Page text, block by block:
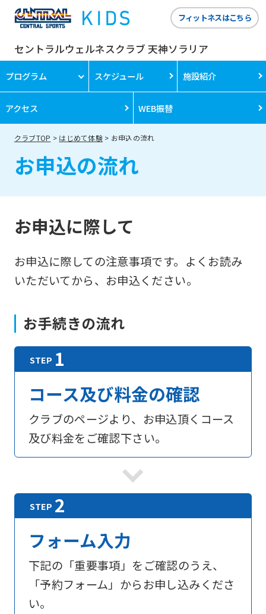
セントラルウェルネスクラブ 天神ソラリア
フィットネスはこちら
プログラム スケジュール 施設紹介
アクセス WEB振替
クラブTOP はじめて体験 お申込の流れ
お申込の流れ
お申込に際して
お申込に際しての注意事項です。よくお読み
いただいてから、お申込ください。
お手続きの流れ
コース及び料金の確認
クラブのページより、お申込頂くコース
及び料金をご確認下さい。
フォーム入力
下記の「重要事項」をご確認のうえ、
「予約フォーム」からお申し込みくださ
い。